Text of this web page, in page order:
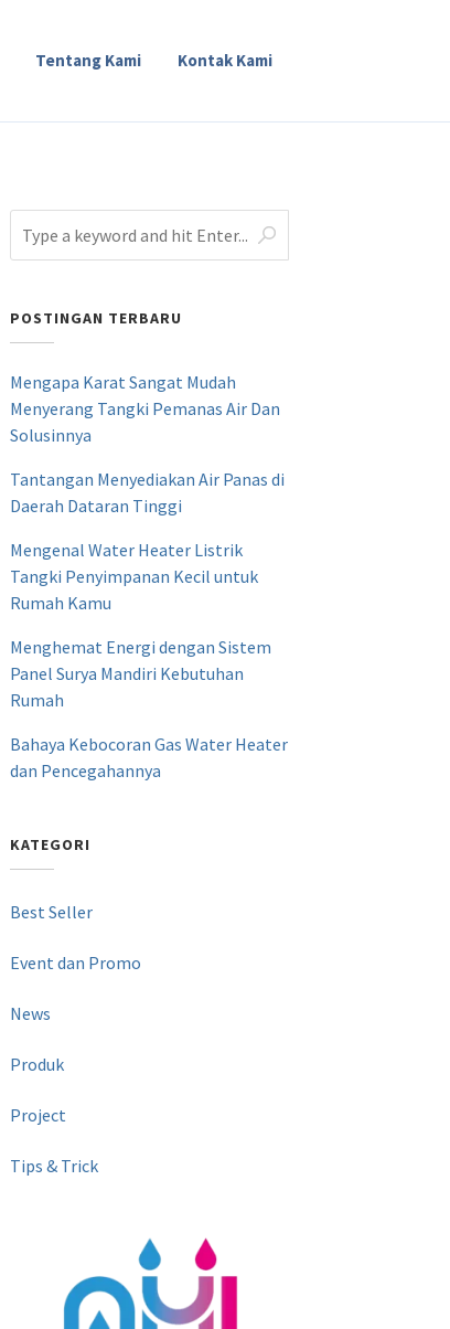
Tentang Kami Kontak Kami
POSTINGAN TERBARU
Mengapa Karat Sangat Mudah
Menyerang Tangki Pemanas Air Dan
Solusinnya
Tantangan Menyediakan Air Panas di
Daerah Dataran Tinggi
Mengenal Water Heater Listrik
Tangki Penyimpanan Kecil untuk
Rumah Kamu
Menghemat Energi dengan Sistem
Panel Surya Mandiri Kebutuhan
Rumah
Bahaya Kebocoran Gas Water Heater
dan Pencegahannya
KATEGORI
Best Seller
Event dan Promo
News
Produk
Project
Tips & Trick